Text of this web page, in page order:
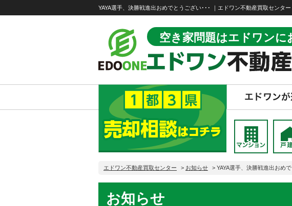
YAYA選手、決勝戦進出おめでとうござい･･･ ｜エドワン不動産買取センタ
空き家問題はエドワンに
エドワン不動産買取センター > お知らせ > YAYA選手、決勝戦進出おめ
お知らせ